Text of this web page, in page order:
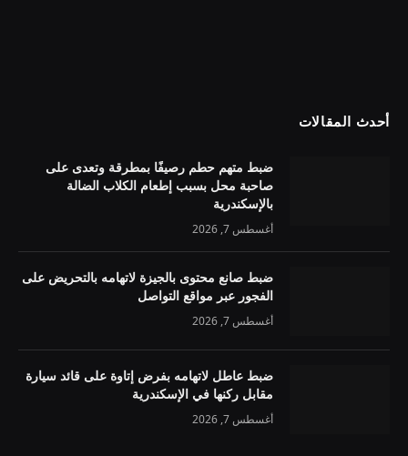
أحدث المقالات
ضبط متهم حطم رصيفًا بمطرقة وتعدى على
صاحبة محل بسبب إطعام الكلاب الضالة
بالإسكندرية
أغسطس 7, 2026
ضبط صانع محتوى بالجيزة لاتهامه بالتحريض على
الفجور عبر مواقع التواصل
أغسطس 7, 2026
ضبط عاطل لاتهامه بفرض إتاوة على قائد سيارة
مقابل ركنها في الإسكندرية
أغسطس 7, 2026